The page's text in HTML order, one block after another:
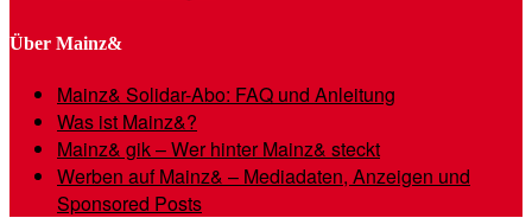
Über Mainz&
Mainz& Solidar-Abo: FAQ und Anleitung
Was ist Mainz&?
Mainz& gik – Wer hinter Mainz& steckt
Werben auf Mainz& – Mediadaten, Anzeigen und
Sponsored Posts